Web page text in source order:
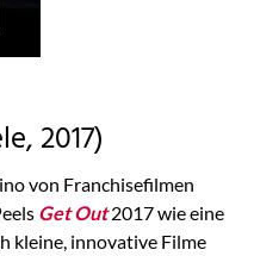
2017)
von Franchisefilmen
Get Out2017 wie eine
kleine, innovative Filme